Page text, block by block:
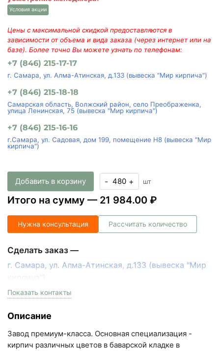
Условия акции
Цены с максимальной скидкой предоставляются в
зависимости от объема и вида заказа (через интернет или на
базе). Более точно Вы можете узнать по телефонам:
+7 (846) 215-17-17
г. Самара, ул. Алма-Атинская, д.133 (вывеска "Мир кирпича")
+7 (846) 215-18-18
Самарская область, Волжский район, село Преображенка,
улица Ленинская, 75 (вывеска "Мир кирпича")
+7 (846) 215-16-16
г.Самара, ул. Садовая, дом 199, помещение Н8 (вывеска "Мир
кирпича")
Добавить в корзину - + шт
Итого на сумму — 21 984.00 ₽
Нужна консультация Рассчитать количество
Сделать заказ —
г. Самара, ул. Алма-Атинская, д.133 (вывеска "Мир
кирпича")
пн-пт с 9:00 до 18:00, сб с 10:00 до 16:00
+7 (993) 993-77-33
Написать в МАКС
Показать контакты
Описание
Завод премиум-класса. Основная специализация -
кирпич различных цветов в баварской кладке в